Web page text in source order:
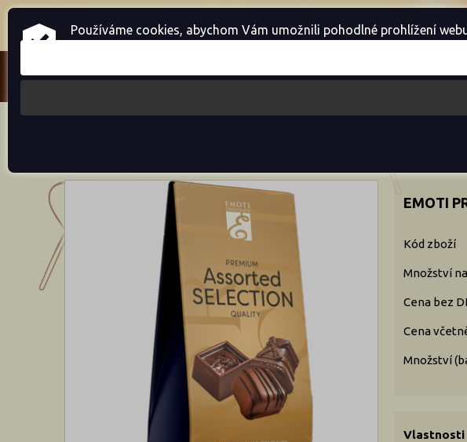
Home Přihlásit se Registrace
EMOTI
Kód zboží
Množství
Cena bez
Cena
Množství
Vlastnosti
Používáme cookies, abychom Vám umožnili pohodlné prohlížení